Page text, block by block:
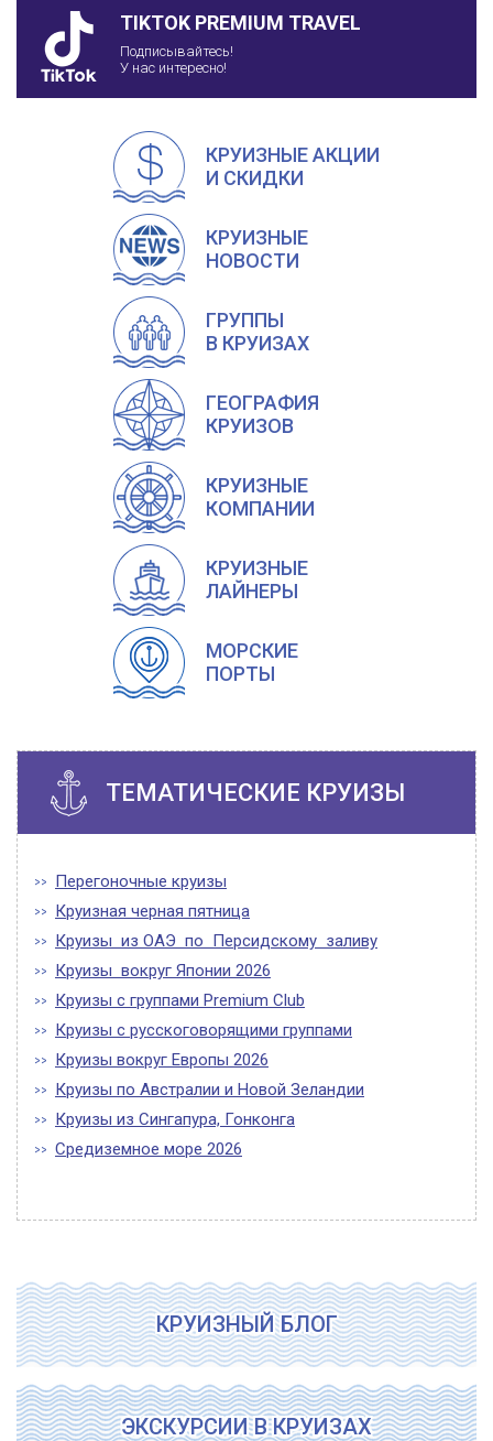
TIKTOK PREMIUM TRAVEL
Подписывайтесь!
У нас интересно!
КРУИЗНЫЕ АКЦИИ
И СКИДКИ
КРУИЗНЫЕ
НОВОСТИ
ГРУППЫ
В КРУИЗАХ
ГЕОГРАФИЯ
КРУИЗОВ
КРУИЗНЫЕ
КОМПАНИИ
КРУИЗНЫЕ
ЛАЙНЕРЫ
МОРСКИЕ
ПОРТЫ
ТЕМАТИЧЕСКИЕ КРУИЗЫ
Перегоночные круизы
Круизная черная пятница
Круизы из ОАЭ по Персидскому заливу
Круизы вокруг Японии 2026
Круизы с группами Premium Club
Круизы с русскоговорящими группами
Круизы вокруг Европы 2026
Круизы по Австралии и Новой Зеландии
Круизы из Сингапура, Гонконга
Средиземное море 2026
КРУИЗНЫЙ БЛОГ
ЭКСКУРСИИ В КРУИЗАХ